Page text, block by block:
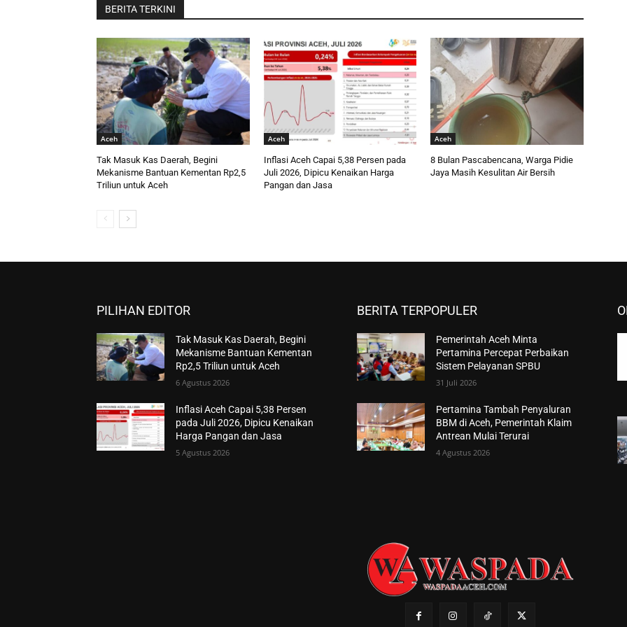
BERITA TERKINI
Aceh
Tak Masuk Kas Daerah, Begini
Mekanisme Bantuan Kementan Rp2,5
Triliun untuk Aceh
Aceh
Inflasi Aceh Capai 5,38 Persen pada
Juli 2026, Dipicu Kenaikan Harga
Pangan dan Jasa
Aceh
8 Bulan Pascabencana, Warga Pidie
Jaya Masih Kesulitan Air Bersih
PILIHAN EDITOR
Tak Masuk Kas Daerah, Begini
Mekanisme Bantuan Kementan
Rp2,5 Triliun untuk Aceh
6 Agustus 2026
Inflasi Aceh Capai 5,38 Persen
pada Juli 2026, Dipicu Kenaikan
Harga Pangan dan Jasa
5 Agustus 2026
BERITA TERPOPULER
Pemerintah Aceh Minta
Pertamina Percepat Perbaikan
Sistem Pelayanan SPBU
31 Juli 2026
Pertamina Tambah Penyaluran
BBM di Aceh, Pemerintah Klaim
Antrean Mulai Terurai
4 Agustus 2026